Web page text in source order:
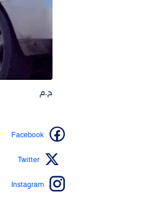
ح.م
Facebook
Twitter
Instagram